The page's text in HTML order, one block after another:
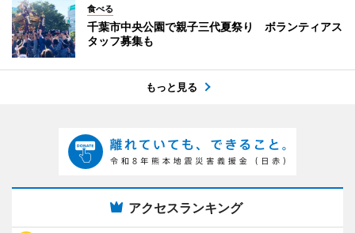
食べる
千葉市中央公園で親子三代夏祭り ボランティアス
タッフ募集も
もっと見る
アクセスランキング